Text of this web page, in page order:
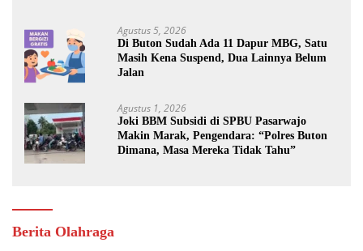
Agustus 5, 2026
Di Buton Sudah Ada 11 Dapur MBG, Satu
Masih Kena Suspend, Dua Lainnya Belum
Jalan
Agustus 1, 2026
Joki BBM Subsidi di SPBU Pasarwajo
Makin Marak, Pengendara: “Polres Buton
Dimana, Masa Mereka Tidak Tahu”
Berita Olahraga